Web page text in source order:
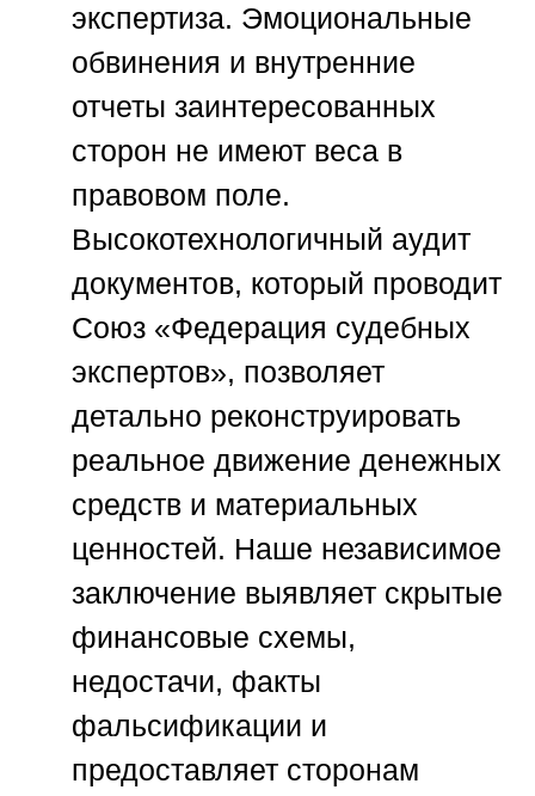
экспертиза. Эмоциональные
обвинения и внутренние
отчеты заинтересованных
сторон не имеют веса в
правовом поле.
Высокотехнологичный аудит
документов, который проводит
Союз «Федерация судебных
экспертов», позволяет
детально реконструировать
реальное движение денежных
средств и материальных
ценностей. Наше независимое
заключение выявляет скрытые
финансовые схемы,
недостачи, факты
фальсификации и
предоставляет сторонам